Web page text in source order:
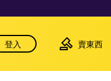
登入 賣東西